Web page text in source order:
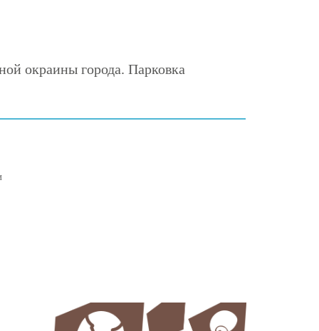
окраины города. Парковка